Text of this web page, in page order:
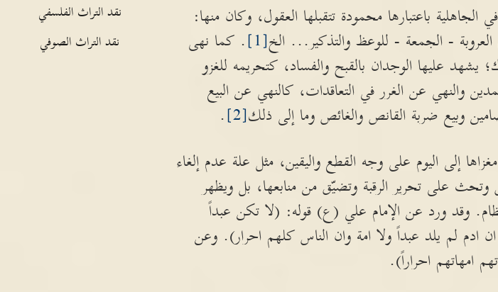
نقد التراث الفلسفي
نقد التراث الصوفي
باعتبارها محمودة تتقبلها العقول، وكان منها:
العروبة - الجمعة - للوعظ والتذكير... الخ[1]
. كما نهى
عليها الوجدان بالقبح والفساد، كتحريمه للغزو
والنهي عن الغرر في التعاقدات، كالنهي عن البيع
وبيع ضربة القانص والغائص وما إلى ذلك[2]
.
إلى اليوم على وجه القطع واليقين، مثل علة عدم إلغاء
وتحث على تحرير الرقبة وتضيّق من منابعها، بل ويظهر
وقد ورد عن الإمام علي (ع) قوله: (لا تكن عبداً
ادم لم يلد عبداً ولا امة وان الناس كلهم احرار). وعن
امهاتهم احراراً).